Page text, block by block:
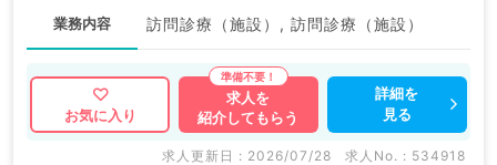
業務内容 訪問診療（施設）, 訪問診療（施設）
お気に入り
求人を
紹介してもらう
詳細を
見る
求人更新日 : 2026/07/28 求人No. : 534918